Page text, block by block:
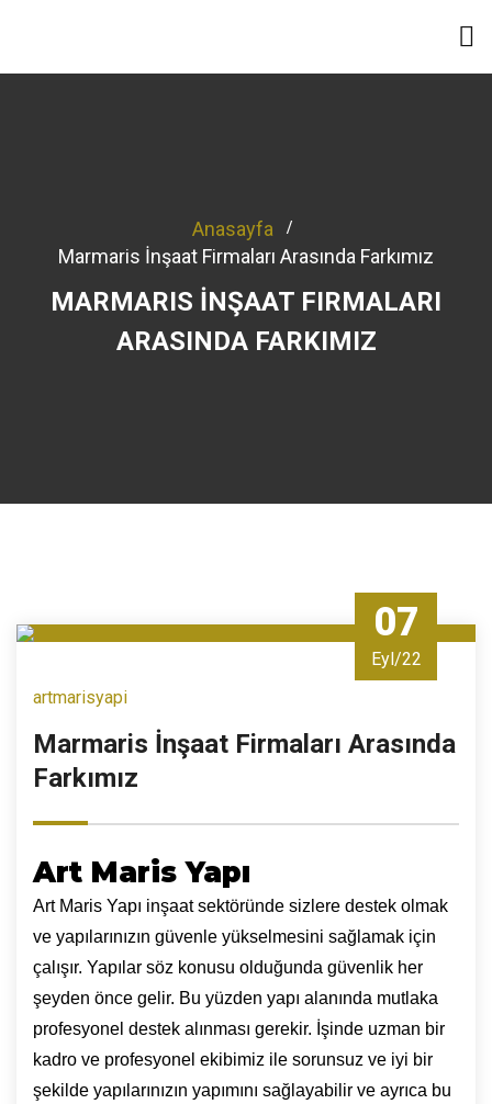
Anasayfa
Marmaris İnşaat Firmaları Arasında Farkımız
MARMARIS İNŞAAT FIRMALARI
ARASINDA FARKIMIZ
07
Eyl/22
artmarisyapi
Marmaris İnşaat Firmaları Arasında
Farkımız
Art Maris Yapı
Art Maris Yapı inşaat sektöründe sizlere destek olmak
ve yapılarınızın güvenle yükselmesini sağlamak için
çalışır. Yapılar söz konusu olduğunda güvenlik her
şeyden önce gelir. Bu yüzden yapı alanında mutlaka
profesyonel destek alınması gerekir. İşinde uzman bir
kadro ve profesyonel ekibimiz ile sorunsuz ve iyi bir
şekilde yapılarınızın yapımını sağlayabilir ve ayrıca bu